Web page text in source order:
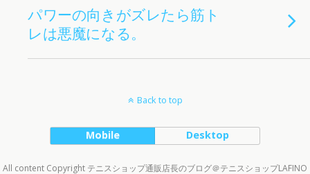
パワーの向きがズレたら筋ト
レは悪魔になる。
Back to top
Mobile Desktop
All content Copyright テニスショップ通販店長のブログ＠テニスショップLAFINO